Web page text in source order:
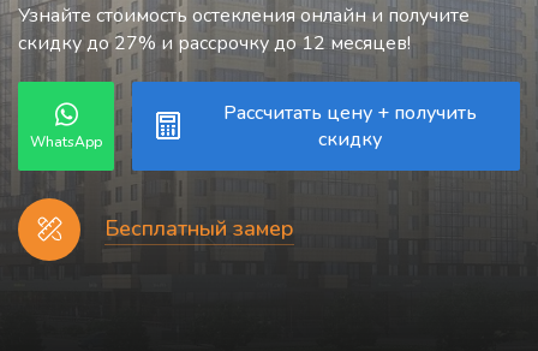
Узнайте стоимость остекления онлайн и получите
скидку до 27% и рассрочку до 12 месяцев!
WhatsApp
Рассчитать цену + получить
скидку
Бесплатный замер